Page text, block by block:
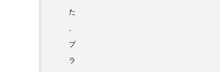
た
ブ
ラ